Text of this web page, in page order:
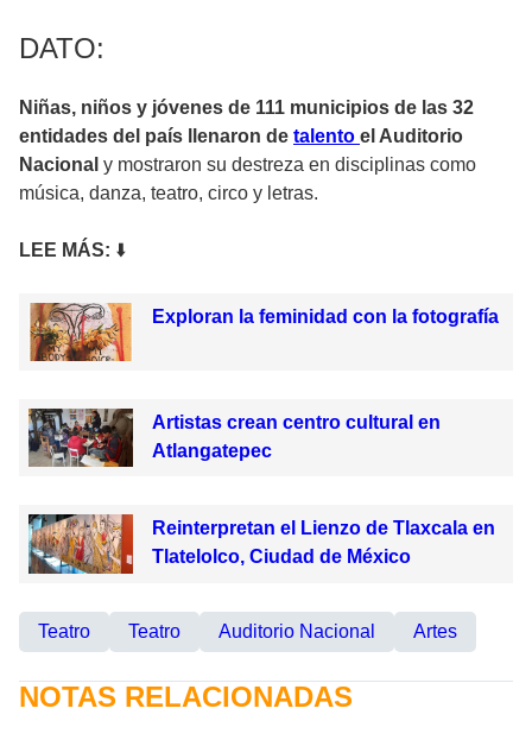
DATO:
Niñas, niños y jóvenes de 111 municipios de las 32
entidades del país llenaron de talento el Auditorio
Nacional y mostraron su destreza en disciplinas como
música, danza, teatro, circo y letras.
LEE MÁS: ⬇️
Exploran la feminidad con la fotografía
Artistas crean centro cultural en
Atlangatepec
Reinterpretan el Lienzo de Tlaxcala en
Tlatelolco, Ciudad de México
Teatro Teatro Auditorio Nacional Artes
NOTAS RELACIONADAS